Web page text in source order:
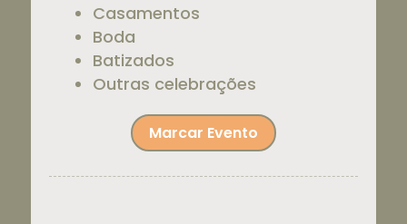
Casamentos
Boda
Batizados
Outras celebrações
Marcar Evento